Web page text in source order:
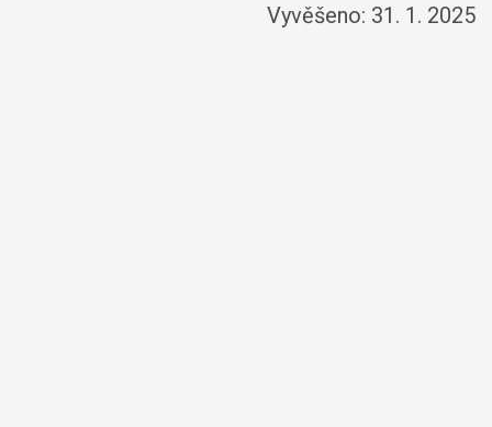
Vyvěšeno: 31. 1. 2025